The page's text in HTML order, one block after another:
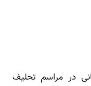
در مراسم تحلیف